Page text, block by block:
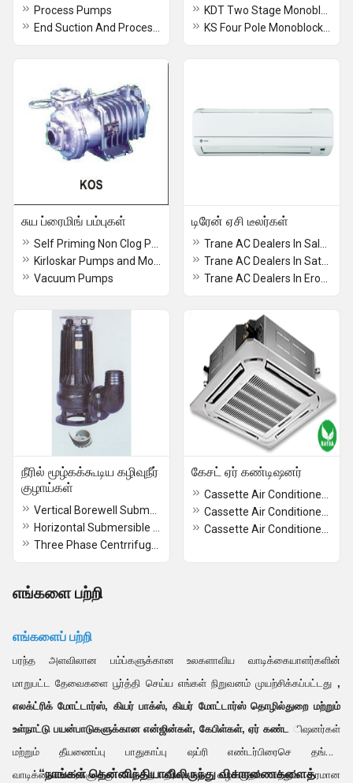
Process Pumps
சுய ப்ரைமிங் பம்புகள்
Vacuum Pumps
டிரேன் ஏசி டீலர்கள்
நீரில் மூழ்கக்கூடிய கழிவுநீர்
குழாய்கள்
கேசட் ஏர் கண்டிஷனர்
எங்களை பற்றி
எங்களைப் பற்றி
பரந்த அளவிலான பம்ப்களுக்கான உலகளாவிய வாடிக்கையாளர்களின்
மாறுபட்ட தேவைகளை பூர்த்தி செய்ய எங்கள் நிறுவனம் முயற்சிக்கப்பட்டது ,
எலக்ட்ரிக் மோட்டார்ஸ், கியர் பாக்ஸ், கியர் மோட்டார்ஸ் தொழில்துறை மற்றும்
உள்நாட்டு பயன்பாடுகளுக்கான என்ஜின்கள், கேபிள்கள், ஏர் கண்ட ிஷனர்கள்
மற்றும் தீயணைப்பு பாதுகாப்பு ஷப்ரி எண்டர்பிரைசெ தங்கள்
வாடிக்கையாளர்களுக்கு மொத்த தீர்வுகளை வழங்குதல் மற்றும் தரமான
“நாங்கள் தென்னிந்தியாவிலிருந்து விசாரணைகளைத்